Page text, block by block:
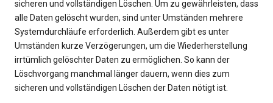
sicheren und vollständigen Löschen. Um zu gewährleisten, dass
alle Daten gelöscht wurden, sind unter Umständen mehrere
Systemdurchläufe erforderlich. Außerdem gibt es unter
Umständen kurze Verzögerungen, um die Wiederherstellung
irrtümlich gelöschter Daten zu ermöglichen. So kann der
Löschvorgang manchmal länger dauern, wenn dies zum
sicheren und vollständigen Löschen der Daten nötigt ist.